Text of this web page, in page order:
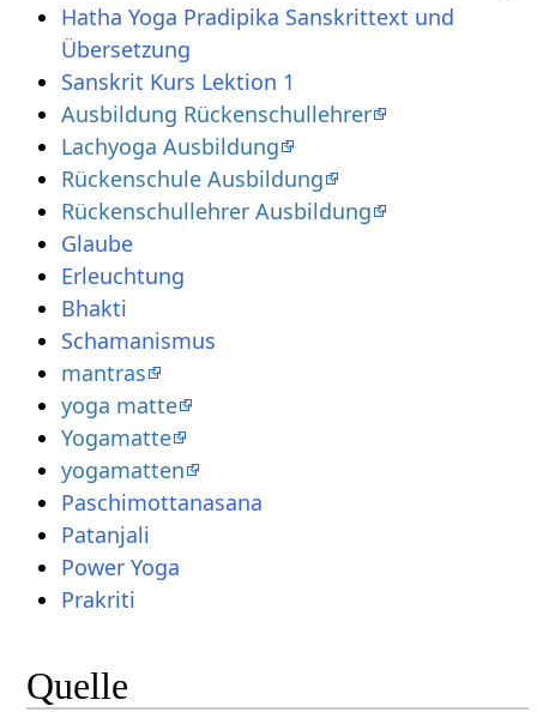
Hatha Yoga Pradipika Sanskrittext und
Übersetzung
Sanskrit Kurs Lektion 1
Ausbildung Rückenschullehrer
Lachyoga Ausbildung
Rückenschule Ausbildung
Rückenschullehrer Ausbildung
Glaube
Erleuchtung
Bhakti
Schamanismus
mantras
yoga matte
Yogamatte
yogamatten
Paschimottanasana
Patanjali
Power Yoga
Prakriti
Quelle